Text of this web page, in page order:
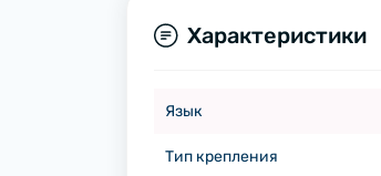
Характеристики
Язык
Тип крепления